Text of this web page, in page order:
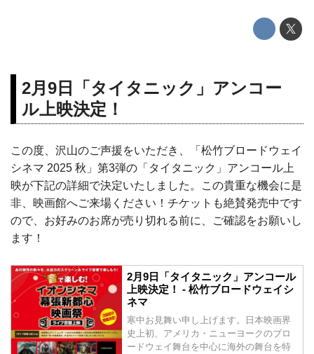
2月9日「タイタニック」アンコー
ル上映決定！
この度、沢山のご声援をいただき、「松竹ブロードウェイ
シネマ 2025 秋」第3弾の「タイタニック」アンコール上
映が下記の詳細で決定いたしました。この貴重な機会に是
非、映画館へご来場ください！チケットも絶賛発売中です
ので、お好みのお席が売り切れる前に、ご確認をお願いし
ます！
2月9日「タイタニック」アンコール
上映決定！ - 松竹ブロードウェイシ
ネマ
寒中お見舞い申し上げます。日本映画界
史上初、アメリカ・ニューヨークのブロ
ードウェイ舞台を中心に海外の舞台を特